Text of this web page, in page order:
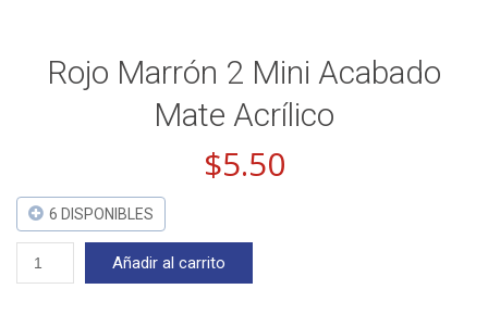
Rojo Marrón 2 Mini Acabado
Mate Acrílico
$5.50
6 DISPONIBLES
Rojo
Marrón
Añadir al carrito